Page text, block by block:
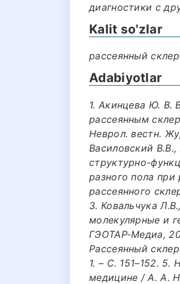
диагностики с
Kalit so'zlar
рассеянный
Adabiyotlar
1. Акинцева Ю. В.
рассеянным
Неврол. вестн.
Василовский
структурно-
разного пола
рассеянного
3. Ковальчука
молекулярные и
ГЭОТАР-Медиа,
Рассеянный
1. – C. 151–152.
медицине / А. А.